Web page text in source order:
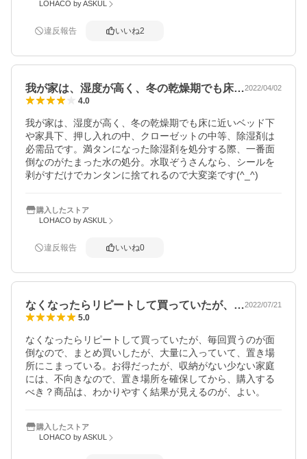
LOHACO by ASKUL
違反報告 いいね2
我が家は、湿度が高く、冬の乾燥期でも床…2022/04/02
4.0
我が家は、湿度が高く、冬の乾燥期でも床に近いベッド下
や家具下、押し入れの中、クローゼットの中等、除湿剤は
必需品です。満タンになった除湿剤を処分する際、一番面
倒なのがたまった水の処分。水取ぞうさんなら、シールを
剥がすだけでカンタンに捨てれるので大変楽です(^_^)
購入したストア
LOHACO by ASKUL
違反報告 いいね0
なくなったらリピートして買っていたが、…2022/07/21
5.0
なくなったらリピートして買っていたが、毎回買うのが面
倒なので、まとめ買いしたが、大量に入っていて、置き場
所にこまっている。お得だったが、収納がない少ない家庭
には、不向きなので、置き場所を確保してから、購入する
べき？商品は、わかりやすく結果が見えるのが、よい。
購入したストア
LOHACO by ASKUL